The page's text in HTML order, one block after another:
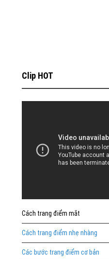
Clip HOT
Cách trang điểm mắt
Cách trang điểm nhẹ nhàng
Các bước trang điểm cơ bản